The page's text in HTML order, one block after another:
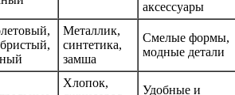
аксессуары
Металлик,
синтетика,
замша
Смелые формы,
модные детали
Хлопок,
Удобные и